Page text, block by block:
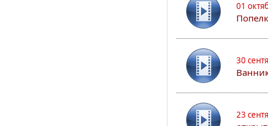
01
30
23